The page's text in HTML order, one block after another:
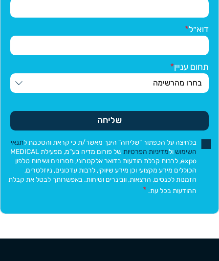
דוא״ל
תחום עניין
שליחה
בלחיצה על הכפתור "שליחה" הינך מאשר/ת כי קראת והסכמת לתנאי
השימוש ולמדיניות הפרטיות
של פורום מדיה בע"מ, מפעילת MEDICAL
expo, לרבות קבלת הודעות בדואר אלקטרוני, מסרונים ושיחות טלפון
הכוללים מידע מקצועי וכן מידע שיווקי, לרבות עדכונים, ניוזלטרים,
הזמנות לכנסים, הרצאות, וובינרים ושיחות. באפשרותך לבטל את קבלת
ההודעות בכל עת.